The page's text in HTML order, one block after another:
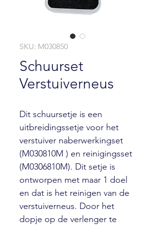
SKU: M030850
Schuurset
Verstuiverneus
Dit schuursetje is een
uitbreidingssetje voor het
verstuiver naberwerkingset
(M030810M ) en reinigingsset
(M0306810M). Dit setje is
ontworpen met maar 1 doel
en dat is het reinigen van de
verstuiverneus. Door het
dopje op de verlenger te